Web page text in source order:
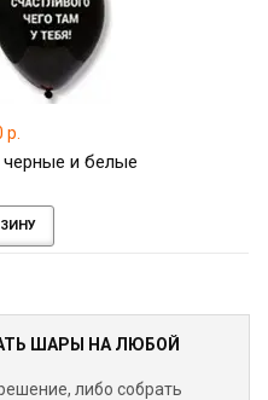
р.
и белые
ШАРЫ НА ЛЮБОЙ
либо собрать